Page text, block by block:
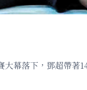
大幕落下，鄧超帶著